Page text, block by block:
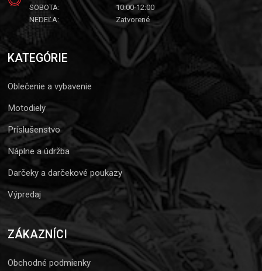
SOBOTA:
10:00-12:00
NEDEĽA:
Zatvorené
KATEGÓRIE
Oblečenie a vybavenie
Motodiely
Príslušenstvo
Náplne a údržba
Darčeky a darčekové poukazy
Výpredaj
ZÁKAZNÍCI
Obchodné podmienky